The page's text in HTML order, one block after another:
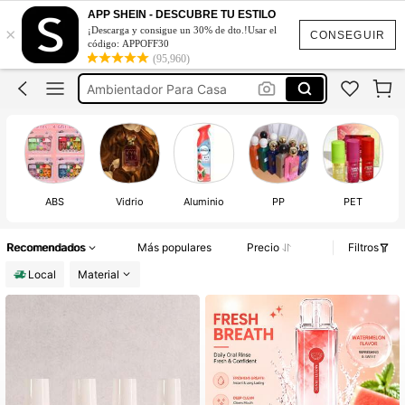
CONSEGUIR
×
APP SHEIN - DESCUBRE TU ESTILO
¡Descarga y consigue un 30% de dto.!Usar el
código: APPOFF30
(95,960)
Vapers
Glade
Ambientador Para Casa
Aromatizantes Para Casa
Vapers
ABS Vidrio Aluminio PP PET
Recomendados Más populares Precio
Filtros
Local
Material